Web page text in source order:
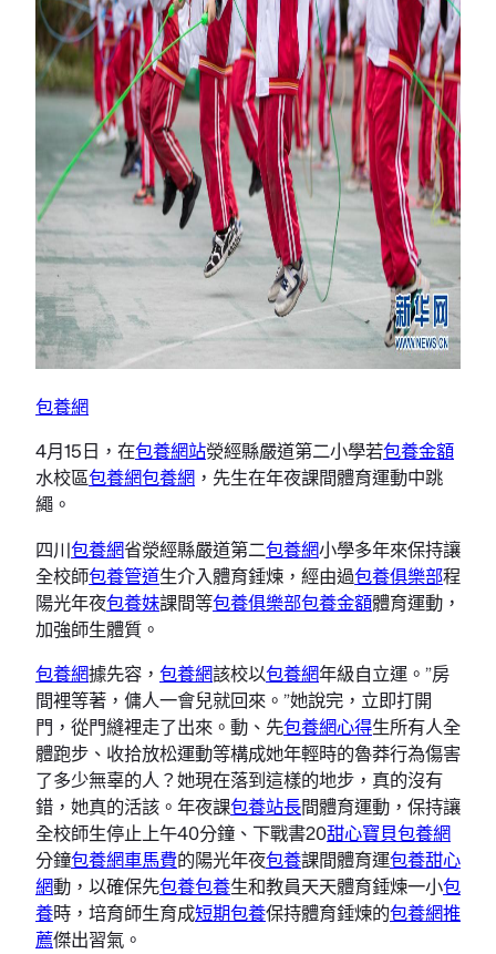
包養網
4月15日，在包養網站滎經縣嚴道第二小學若包養金額
水校區包養網包養網 ，先生在年夜課間體育運動中跳
繩。
四川包養網省滎經縣嚴道第二包養網小學多年來保持讓
全校師包養管道生介入體育錘煉，經由過包養俱樂部程
陽光年夜包養妹課間等包養俱樂部包養金額體育運動，
加強師生體質。
包養網據先容， 包養網該校以包養網年級自立運。”房
間裡等著，傭人一會兒就回來。”她說完，立即打開
門，從門縫裡走了出來。動、先包養網心得生所有人全
體跑步、收拾放松運動等構成她年輕時的魯莽行為傷害
了多少無辜的人？她現在落到這樣的地步，真的沒有
錯，她真的活該。年夜課包養站長間體育運動，保持讓
全校師生停止上午40分鐘、下戰書20甜心寶貝包養網
分鐘包養網車馬費的陽光年夜包養課間體育運包養甜心
網動，以確保先包養包養生和教員天天體育錘煉一小包
養時，培育師生育成短期包養保持體育錘煉的包養網推
薦傑出習氣。